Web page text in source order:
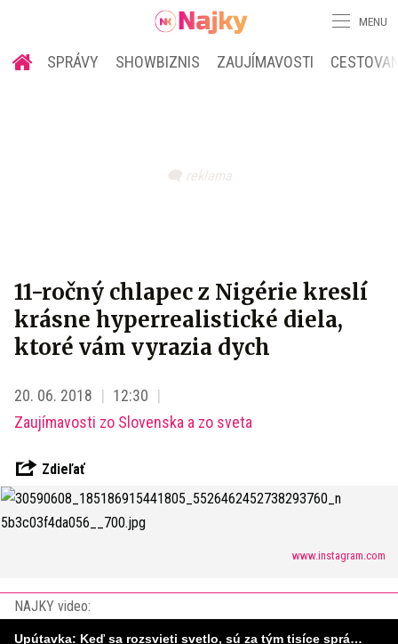
MENU
SPRÁVY SHOWBIZNIS ZAUJÍMAVOSTI
11-ročný chlapec z Nigérie kreslí
krásne hyperrealistické diela,
ktoré vám vyrazia dych
20. 06. 2018
12:30
Zaujímavosti zo Slovenska a zo sveta
Zdieľať
www.instagram.com
NAJKY video:
Upútavka: Keď sa rozsvieti svetlo, sú za tým tisíce správnych rozhodnutí. Ako vzniká infraštruktúra, ktorú nevnímame?